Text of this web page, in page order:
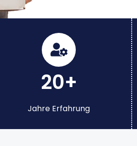
20+
Jahre Erfahrung